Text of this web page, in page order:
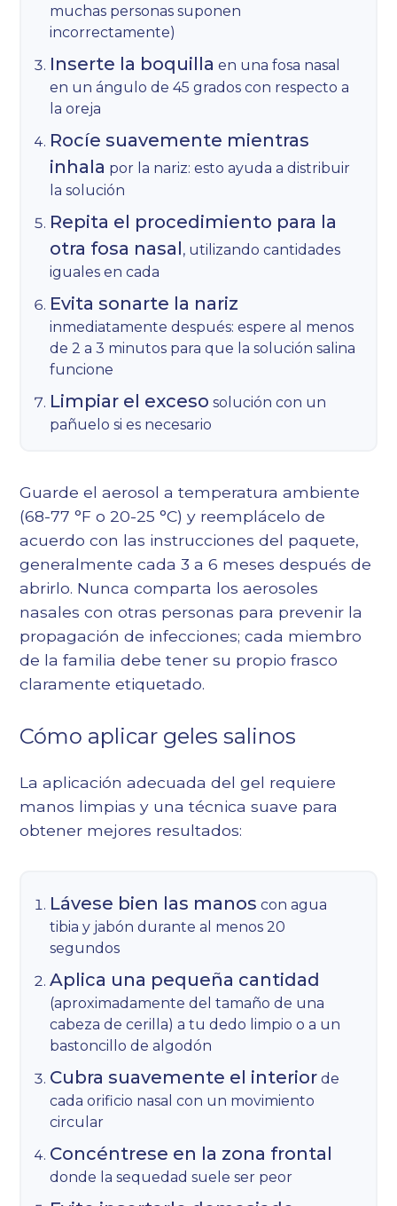
muchas personas suponen
incorrectamente)
Inserte la boquilla en una fosa nasal
en un ángulo de 45 grados con respecto a
la oreja
Rocíe suavemente mientras
inhala por la nariz: esto ayuda a distribuir
la solución
Repita el procedimiento para la
otra fosa nasal, utilizando cantidades
iguales en cada
Evita sonarte la nariz
inmediatamente después: espere al menos
de 2 a 3 minutos para que la solución salina
funcione
Limpiar el exceso solución con un
pañuelo si es necesario
Guarde el aerosol a temperatura ambiente
(68-77 °F o 20-25 °C) y reemplácelo de
acuerdo con las instrucciones del paquete,
generalmente cada 3 a 6 meses después de
abrirlo. Nunca comparta los aerosoles
nasales con otras personas para prevenir la
propagación de infecciones; cada miembro
de la familia debe tener su propio frasco
claramente etiquetado.
Cómo aplicar geles salinos
La aplicación adecuada del gel requiere
manos limpias y una técnica suave para
obtener mejores resultados:
Lávese bien las manos con agua
tibia y jabón durante al menos 20
segundos
Aplica una pequeña cantidad
(aproximadamente del tamaño de una
cabeza de cerilla) a tu dedo limpio o a un
bastoncillo de algodón
Cubra suavemente el interior de
cada orificio nasal con un movimiento
circular
Concéntrese en la zona frontal
donde la sequedad suele ser peor